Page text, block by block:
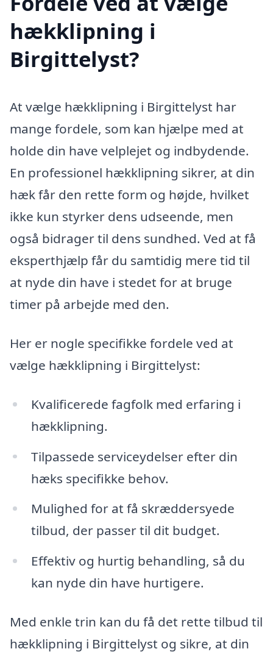
hækklipning i
Birgittelyst?
At vælge hækklipning i Birgittelyst har
mange fordele, som kan hjælpe med at
holde din have velplejet og indbydende.
En professionel hækklipning sikrer, at din
hæk får den rette form og højde, hvilket
ikke kun styrker dens udseende, men
også bidrager til dens sundhed. Ved at få
eksperthjælp får du samtidig mere tid til
at nyde din have i stedet for at bruge
timer på arbejde med den.
Her er nogle specifikke fordele ved at
vælge hækklipning i Birgittelyst:
Kvalificerede fagfolk med erfaring i
hækklipning.
Tilpassede serviceydelser efter din
hæks specifikke behov.
Mulighed for at få skræddersyede
tilbud, der passer til dit budget.
Effektiv og hurtig behandling, så du
kan nyde din have hurtigere.
Med enkle trin kan du få det rette tilbud til
hækklipning i Birgittelyst og sikre, at din